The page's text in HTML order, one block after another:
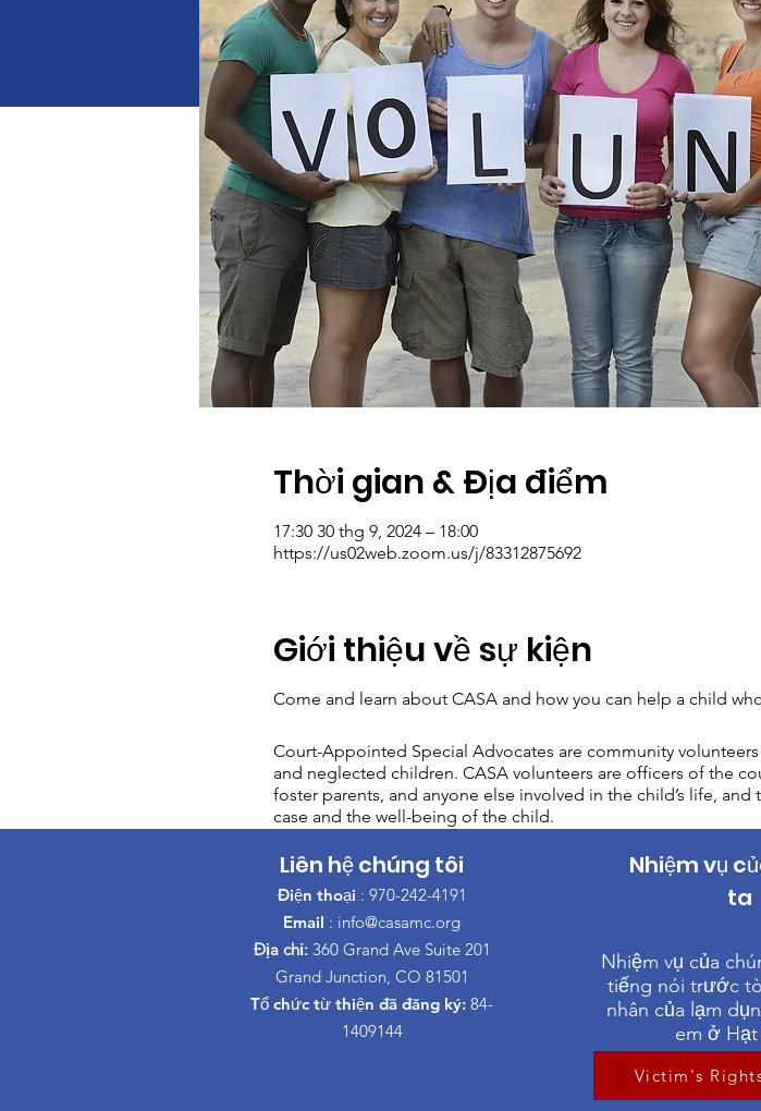
Thời gian & Địa điểm
17:30 30 thg 9, 2024 – 18:00
https://us02web.zoom.us/j/83312875692
Giới thiệu về sự kiện
Come and learn about CASA and how you can help a child
Court-Appointed Special Advocates are community
and neglected children. CASA volunteers are officers of the
foster parents, and anyone else involved in the child’s life,
case and the well-being of the child.
Liên hệ chúng tôi
Điện thoại : 970-242-4191
Email : info@casamc.org
Địa chỉ:360 Grand Ave Suite 201
Grand Junction, CO 81501
Tổ chức từ thiện đã đăng ký: 84-
1409144
Nhiệm vụ
ta
Nhiệm vụ của
tiếng nói trước
nhân của lạm
em ở Hạt
Victim's